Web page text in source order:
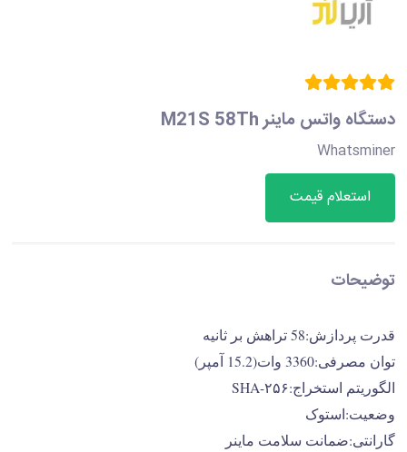
دستگاه واتس ماینر M21S 58Th
Whatsminer
استعلام قیمت
توضیحات
قدرت پردازش:58 تراهش بر ثانیه
توان مصرفی:3360 وات(15.2 آمپر)
الگوریتم استخراج:SHA-۲۵۶
وضعیت:استوک
گارانتی:ضمانت سلامت ماینر